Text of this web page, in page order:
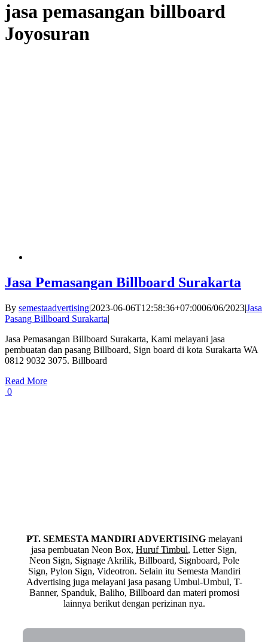
jasa pemasangan billboard
Joyosuran
Jasa Pemasangan Billboard Surakarta
By semestaadvertising|2023-06-06T12:58:36+07:0006/06/2023|Jasa
Pasang Billboard Surakarta|
Jasa Pemasangan Billboard Surakarta, Kami melayani jasa
pembuatan dan pasang Billboard, Sign board di kota Surakarta WA
0812 9032 3075. Billboard
Read More
0
PT. SEMESTA MANDIRI ADVERTISINGmelayani
jasa pembuatan Neon Box, Huruf Timbul, Letter Sign,
Neon Sign, Signage Akrilik, Billboard, Signboard, Pole
Sign, Pylon Sign, Videotron. Selain itu Semesta Mandiri
Advertising juga melayani jasa pasang Umbul-Umbul, T-
Banner, Spanduk, Baliho, Billboard dan materi promosi
lainnya berikut dengan perizinan nya.